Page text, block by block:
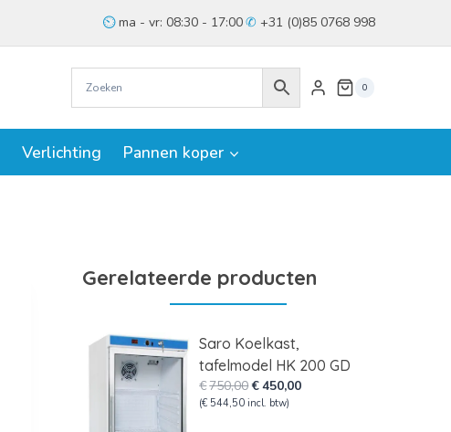
ma - vr: 08:30 - 17:00 +31 (0)85 0768 998
0
Verlichting Pannen koper
Gerelateerde producten
Saro Koelkast,
tafelmodel HK 200 GD
€750,00Oorspronkelijke
prijs
€450,00Huidige
(€ 544,50 incl. btw)